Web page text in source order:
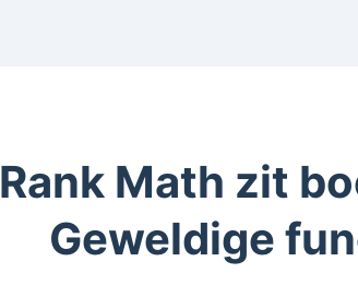
Rank Math zit
Geweldige